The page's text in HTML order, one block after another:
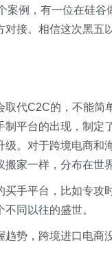
案例，有一位在硅
接。相信这次黑五
代C2C的，不能
平台的出现，制
。对于跨境电商
家一样，分布在世
手平台，比如专
同以往的盛世。
趋势，跨境进口电商